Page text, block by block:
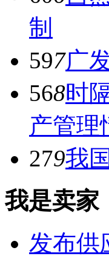
制
597广
568时
产管理
279我
我是卖家
发布供